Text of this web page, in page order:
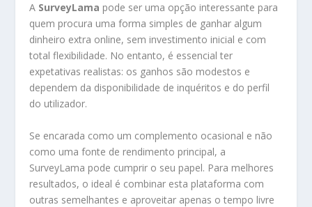
A SurveyLama pode ser uma opção interessante para
quem procura uma forma simples de ganhar algum
dinheiro extra online, sem investimento inicial e com
total flexibilidade. No entanto, é essencial ter
expetativas realistas: os ganhos são modestos e
dependem da disponibilidade de inquéritos e do perfil
do utilizador.
Se encarada como um complemento ocasional e não
como uma fonte de rendimento principal, a
SurveyLama pode cumprir o seu papel. Para melhores
resultados, o ideal é combinar esta plataforma com
outras semelhantes e aproveitar apenas o tempo livre